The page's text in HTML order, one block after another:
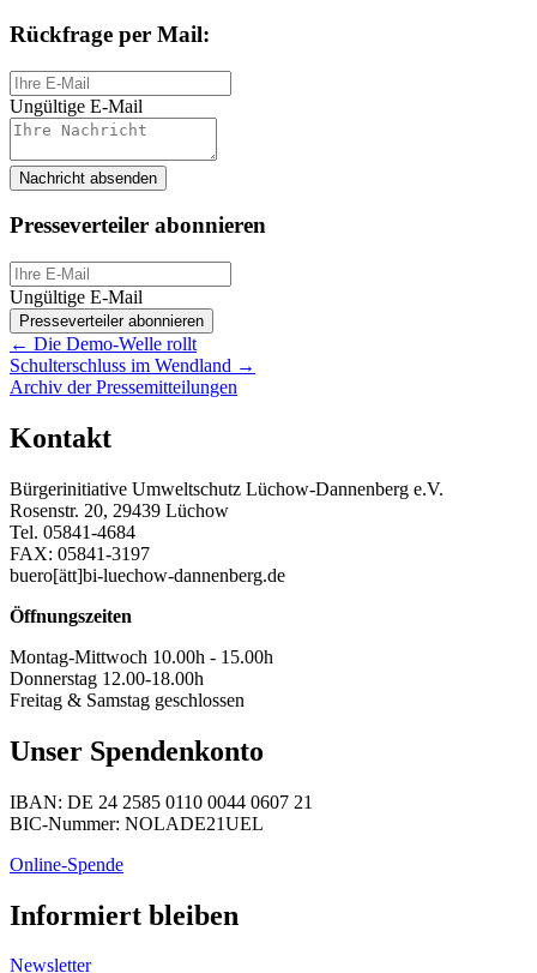
Rückfrage per Mail:
Ungültige E-Mail
Nachricht absenden
Presseverteiler abonnieren
Ungültige E-Mail
Presseverteiler abonnieren
Posts
navigation
← Die Demo-Welle rollt
Schulterschluss im Wendland →
Archiv der Pressemitteilungen
Kontakt
Bürgerinitiative Umweltschutz Lüchow-Dannenberg e.V.
Rosenstr. 20, 29439 Lüchow
Tel. 05841-4684
FAX: 05841-3197
buero[ätt]bi-luechow-dannenberg.de
Öffnungszeiten
Montag-Mittwoch 10.00h - 15.00h
Donnerstag 12.00-18.00h
Freitag & Samstag geschlossen
Unser Spendenkonto
IBAN: DE 24 2585 0110 0044 0607 21
BIC-Nummer: NOLADE21UEL
Online-Spende
Informiert bleiben
Newsletter